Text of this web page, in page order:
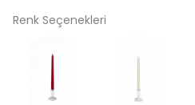
Renk Seçenekleri